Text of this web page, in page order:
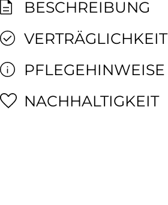
BESCHREIBUNG
VERTRÄGLICHKEIT
PFLEGEHINWEISE
NACHHALTIGKEIT